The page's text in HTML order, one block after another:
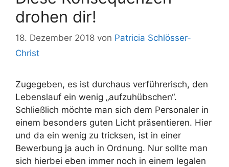
drohen dir!
18. Dezember 2018 von Patricia Schlösser-
Christ
Zugegeben, es ist durchaus verführerisch, den
Lebenslauf ein wenig „aufzuhübschen“.
Schließlich möchte man sich dem Personaler in
einem besonders guten Licht präsentieren. Hier
und da ein wenig zu tricksen, ist in einer
Bewerbung ja auch in Ordnung. Nur sollte man
sich hierbei eben immer noch in einem legalen